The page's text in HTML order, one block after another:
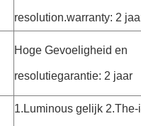
resolution.warranty: 2
Hoge Gevoeligheid en
resolutiegarantie: 2 jaar
1.Luminous gelijk 2.The-